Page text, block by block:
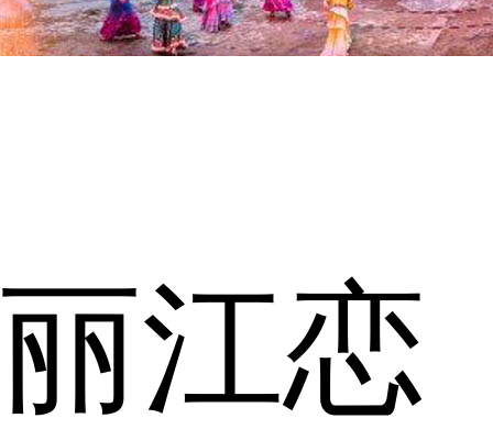
丽江恋